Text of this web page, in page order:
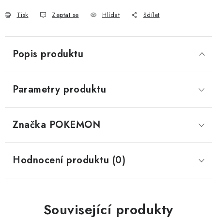
Tisk Zeptat se Hlídat Sdílet
Popis produktu
Parametry produktu
Značka POKEMON
Hodnocení produktu (0)
Související produkty